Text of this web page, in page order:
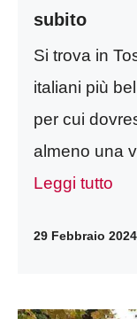
subito
Si trova in
italiani più
per cui
almeno una
Leggi tutto
29 Febbraio 2024